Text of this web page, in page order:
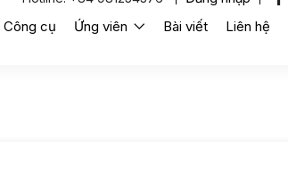
Công cụ Ứng viên Bài viết Liên hệ